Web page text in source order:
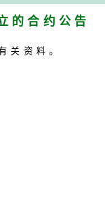
的合约公告
关资料。